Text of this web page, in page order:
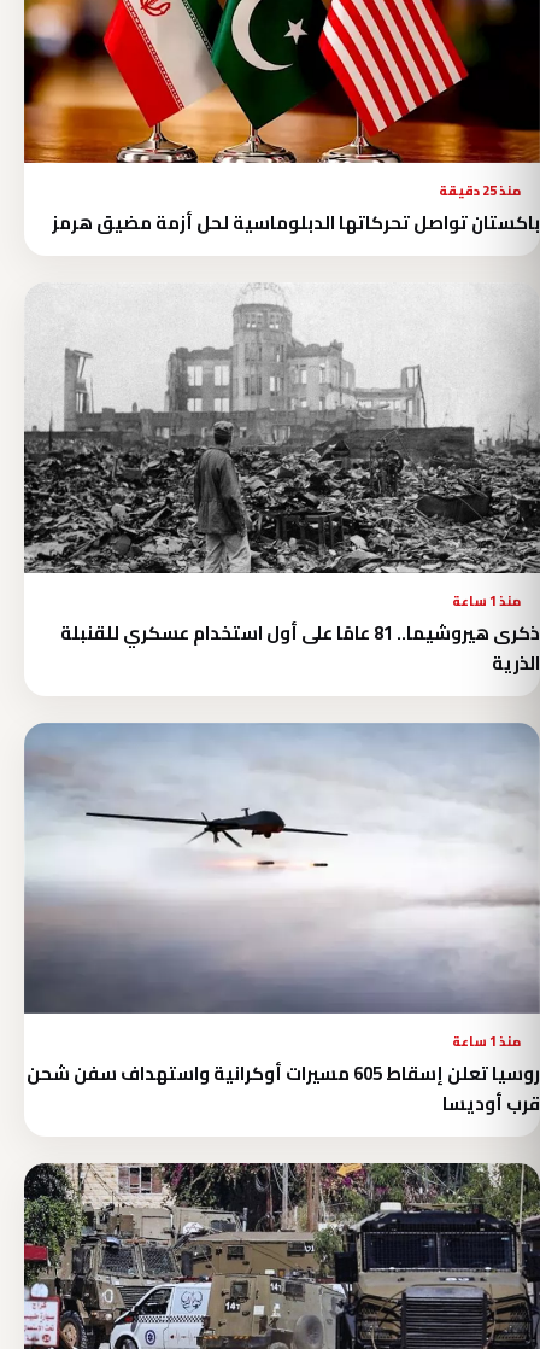
منذ 25 دقيقة
باكستان تواصل تحركاتها الدبلوماسية لحل أزمة مضيق هرمز
منذ 1 ساعة
ذكرى هيروشيما.. 81 عامًا على أول استخدام عسكري للقنبلة
الذرية
منذ 1 ساعة
روسيا تعلن إسقاط 605 مسيرات أوكرانية واستهداف سفن شحن
قرب أوديسا